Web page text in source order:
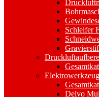
Schleifer
Delvo